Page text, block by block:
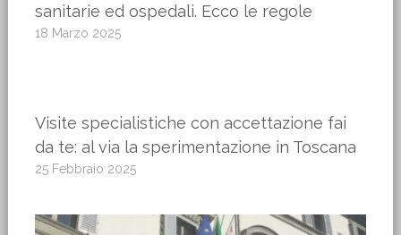
sanitarie ed ospedali. Ecco le regole
18 Marzo 2025
Visite specialistiche con accettazione fai
da te: al via la sperimentazione in Toscana
25 Febbraio 2025